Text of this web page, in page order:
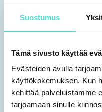
Suostumus
Tämä sivusto käyttää
Evästeiden avulla
käyttökokemuksen. Kun
kehittää palveluistamme
tarjoamaan sinulle
Pe 23.5.
klo 9.00-16.00
Huom! Päivässä
breakout
keskusteluihin.